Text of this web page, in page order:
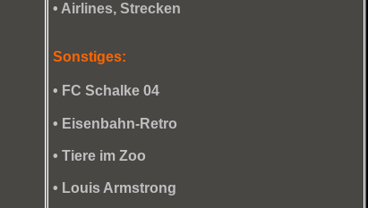
• Airlines, Strecken
Sonstiges:
• FC Schalke 04
• Eisenbahn-Retro
• Tiere im Zoo
• Louis Armstrong